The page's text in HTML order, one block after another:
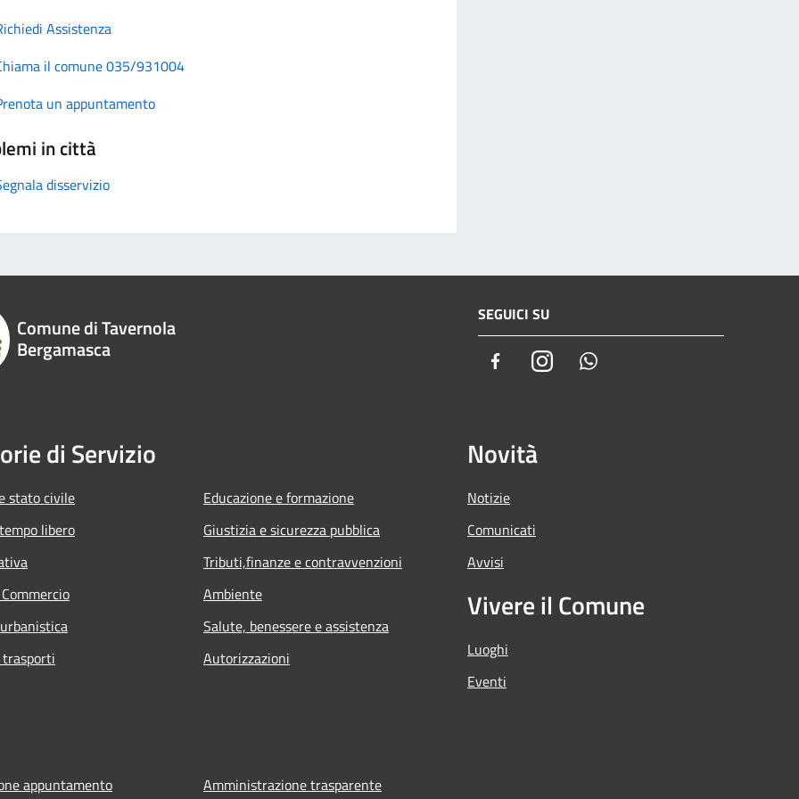
Assistenza
il comune 035/931004
un appuntamento
in città
disservizio
Comune di Tavernola
Bergamasca
SEGUICI SU
FacebookInstagram
di Servizio
stato civile
libero
Educazione e formazione
Giustizia e sicurezza pubblica
Tributi,finanze e contravvenzioni
Ambiente
Salute, benessere e assistenza
Autorizzazioni
Novità
Notizie
Comunicati
Avvisi
Vivere il Comune
Luoghi
Eventi
appuntamento Amministrazione trasparente